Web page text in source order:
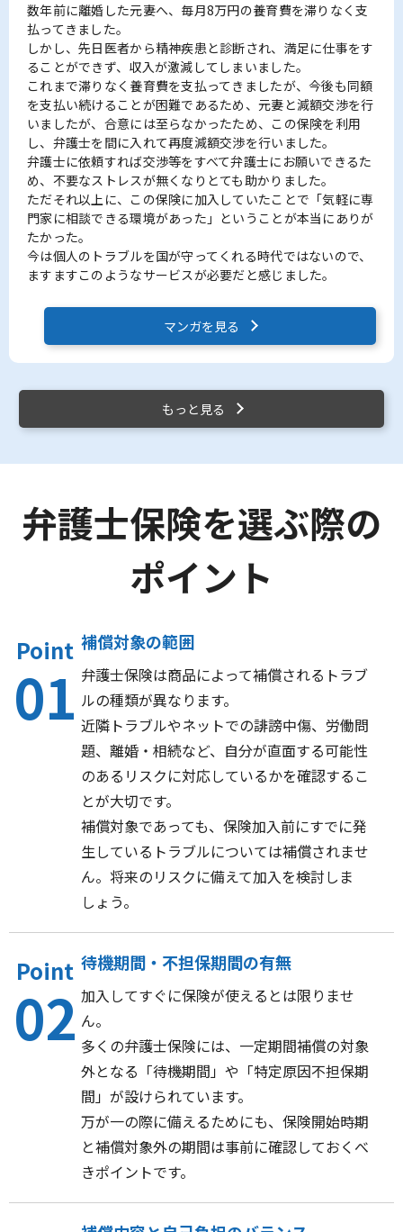
数年前に離婚した元妻へ、毎月8万円の養育費を滞りなく支
払ってきました。
しかし、先日医者から精神疾患と診断され、満足に仕事をす
ることができず、収入が激減してしまいました。
これまで滞りなく養育費を支払ってきましたが、今後も同額
を支払い続けることが困難であるため、元妻と減額交渉を行
いましたが、合意には至らなかったため、この保険を利用
し、弁護士を間に入れて再度減額交渉を行いました。
弁護士に依頼すれば交渉等をすべて弁護士にお願いできるた
め、不要なストレスが無くなりとても助かりました。
ただそれ以上に、この保険に加入していたことで「気軽に専
門家に相談できる環境があった」ということが本当にありが
たかった。
今は個人のトラブルを国が守ってくれる時代ではないので、
ますますこのようなサービスが必要だと感じました。
マンガを見る
もっと見る
弁護士保険を選ぶ際の
ポイント
Point
01
補償対象の範囲
弁護士保険は商品によって補償されるトラブ
ルの種類が異なります。
近隣トラブルやネットでの誹謗中傷、労働問
題、離婚・相続など、自分が直面する可能性
のあるリスクに対応しているかを確認するこ
とが大切です。
補償対象であっても、保険加入前にすでに発
生しているトラブルについては補償されませ
ん。将来のリスクに備えて加入を検討しま
しょう。
Point
02
待機期間・不担保期間の有無
加入してすぐに保険が使えるとは限りませ
ん。
多くの弁護士保険には、一定期間補償の対象
外となる「待機期間」や「特定原因不担保期
間」が設けられています。
万が一の際に備えるためにも、保険開始時期
と補償対象外の期間は事前に確認しておくべ
きポイントです。